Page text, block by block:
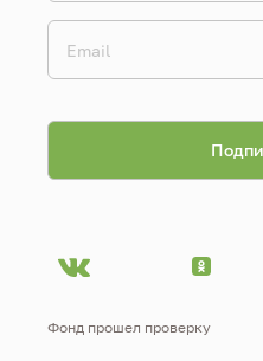
Фонд прошел проверку